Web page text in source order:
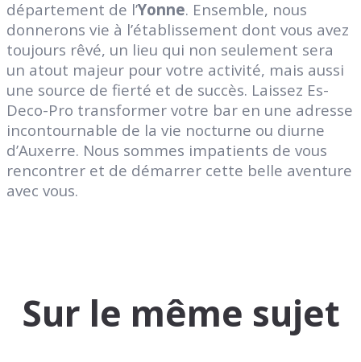
département de l’Yonne. Ensemble, nous
donnerons vie à l’établissement dont vous avez
toujours rêvé, un lieu qui non seulement sera
un atout majeur pour votre activité, mais aussi
une source de fierté et de succès. Laissez Es-
Deco-Pro transformer votre bar en une adresse
incontournable de la vie nocturne ou diurne
d’Auxerre. Nous sommes impatients de vous
rencontrer et de démarrer cette belle aventure
avec vous.
Sur le même sujet